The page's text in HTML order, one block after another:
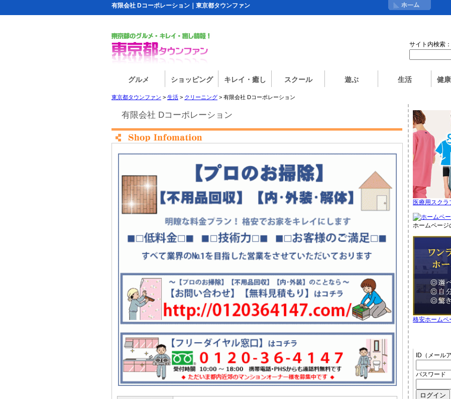
有限会社 Dコーポレーション｜東京都タウンファン
サイト内検索：
グルメ ショッピング キレイ・癒し スクール 遊ぶ 生活 健
東京都タウンファン > 生活 > クリーニング > 有限会社 Dコーポレーション
有限会社 Dコーポレーション
医療用スク
ホームページ
格安ホームペ
ID（メール
パスワード